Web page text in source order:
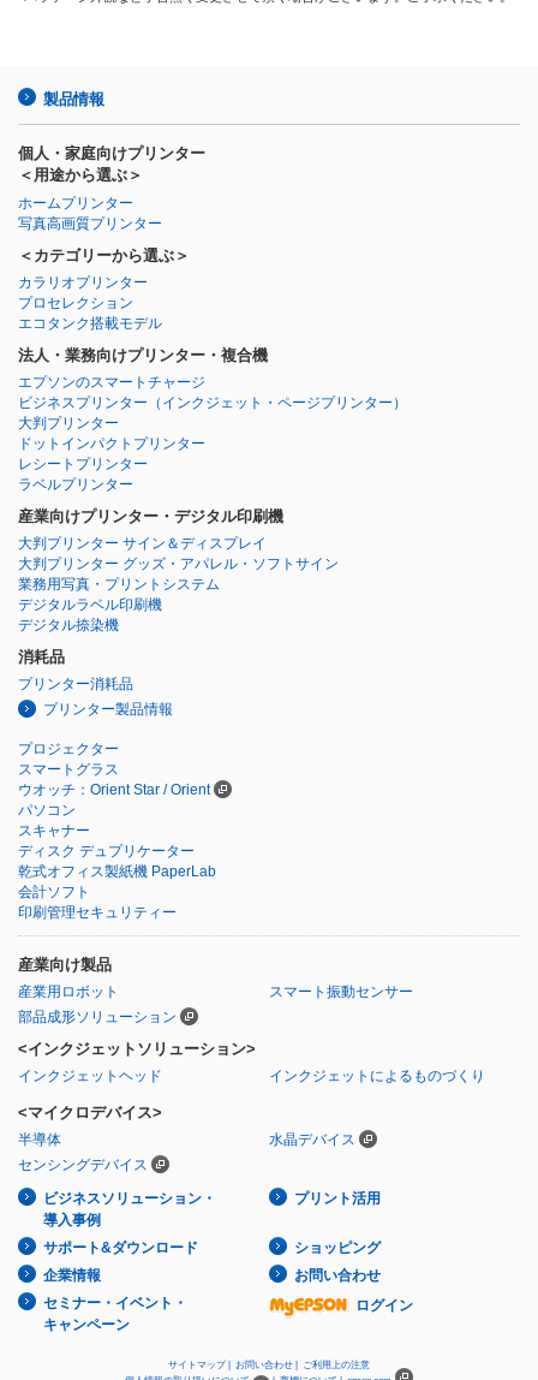
製品情報
個人・家庭向けプリンター
＜用途から選ぶ＞
ホームプリンター
写真高画質プリンター
＜カテゴリーから選ぶ＞
カラリオプリンター
プロセレクション
エコタンク搭載モデル
法人・業務向けプリンター・複合機
エプソンのスマートチャージ
ビジネスプリンター （インクジェット・ページプリンター）
大判プリンター
ドットインパクトプリンター
レシートプリンター
ラベルプリンター
産業向けプリンター・デジタル印刷機
大判プリンター サイン＆ディスプレイ
大判プリンター グッズ・アパレル・ソフトサイン
業務用写真・プリントシステム
デジタルラベル印刷機
デジタル捺染機
消耗品
プリンター消耗品
プリンター製品情報
プロジェクター
スマートグラス
ウオッチ：Orient Star / Orient
パソコン
スキャナー
ディスク デュプリケーター
乾式オフィス製紙機 PaperLab
会計ソフト
印刷管理セキュリティー
産業向け製品
産業用ロボット
スマート振動センサー
部品成形ソリューション
<インクジェットソリューション>
インクジェットヘッド インクジェットによるものづくり
<マイクロデバイス>
半導体
水晶デバイス
センシングデバイス
ビジネスソリューション・
導入事例
プリント活用
サポート&ダウンロード
ショッピング
企業情報
お問い合わせ
セミナー・イベント・
キャンペーン
ログイン
サイトマップ | お問い合わせ |
ご利用上の注意